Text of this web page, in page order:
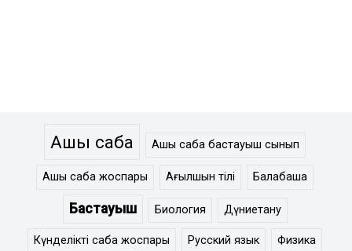
Ашық сабақ Ашық сабақ бастауыш сынып
Ашық сабақ жоспары Ағылшын тілі Балабақша
Бастауыш Биология Дүниетану
Күнделікті сабақ жоспары Русский язык Физика